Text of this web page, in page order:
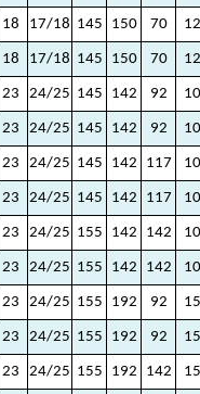
18 17/18 145 150 70
18 17/18 145 150 70
23 24/25 145 142 92
23 24/25 145 142 92
23 24/25 145 142 117
23 24/25 145 142 117
23 24/25 155 142 142
23 24/25 155 142 142
23 24/25 155 192 92
23 24/25 155 192 92
23 24/25 155 192 142